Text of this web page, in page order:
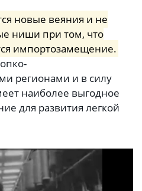
новые веяния и не
ниши при том, что
импортозамещение.
регионами и в силу
наиболее выгодное
для развития легкой